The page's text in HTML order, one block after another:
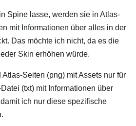
Spine lasse, werden sie in Atlas-
mit Informationen über alles in der
Das möchte ich nicht, da es die
Skin erhöhen würde.
Seiten (png) mit Assets nur für
(txt) mit Informationen über
ich nur diese spezifische